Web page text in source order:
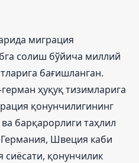
миграция
солиш бўйича миллий
бағишланган.
ҳуқуқ тизимларига
қонунчилигининг
барқарорлиги таҳлил
Швеция каби
сиёсати, қонунчилик